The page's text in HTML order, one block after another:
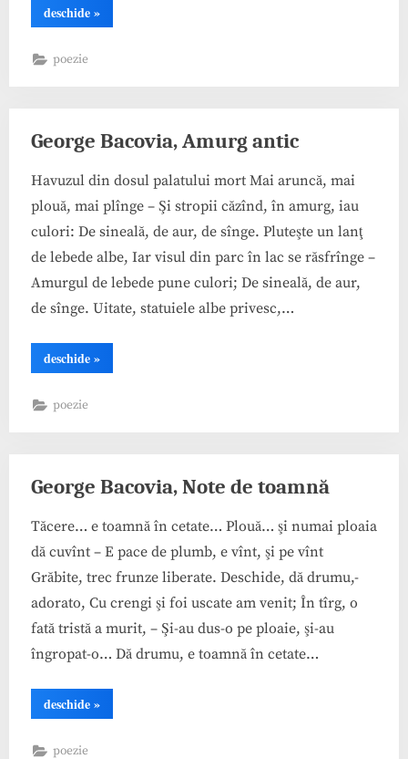
deschide“George
Bacovia,
»
poezie
George Bacovia, Amurg antic
Havuzul din dosul palatului mort Mai aruncă, mai
plouă, mai plînge – Şi stropii căzînd, în amurg, iau
culori: De sineală, de aur, de sînge. Pluteşte un lanţ
de lebede albe, Iar visul din parc în lac se răsfrînge –
Amurgul de lebede pune culori; De sineală, de aur,
de sînge. Uitate, statuiele albe privesc,…
deschide“George
Bacovia,
»
poezie
George Bacovia, Note de toamnă
Tăcere… e toamnă în cetate… Plouă… şi numai ploaia
dă cuvînt – E pace de plumb, e vînt, şi pe vînt
Grăbite, trec frunze liberate. Deschide, dă drumu,-
adorato, Cu crengi şi foi uscate am venit; În tîrg, o
fată tristă a murit, – Şi-au dus-o pe ploaie, şi-au
îngropat-o… Dă drumu, e toamnă în cetate…
deschide“George
Bacovia,
»
poezie